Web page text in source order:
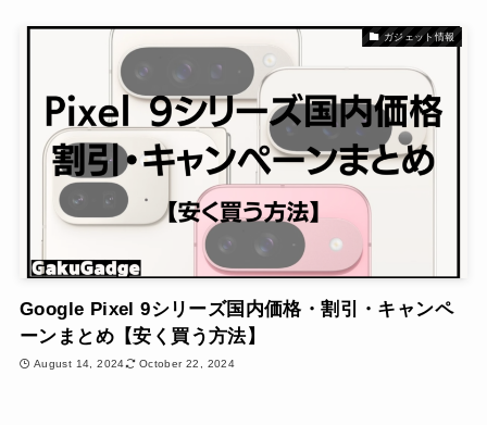
ガジェット情報
Google Pixel 9シリーズ国内価格・割引・キャンペ
ーンまとめ【安く買う方法】
August 14, 2024 October 22, 2024